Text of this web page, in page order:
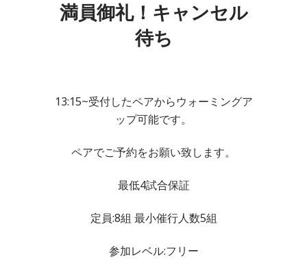
満員御礼！キャンセル
待ち
13:15~受付したペアからウォーミングア
ップ可能です。
ペアでご予約をお願い致します。
最低4試合保証
定員:8組 最小催行人数5組
参加レベル:フリー